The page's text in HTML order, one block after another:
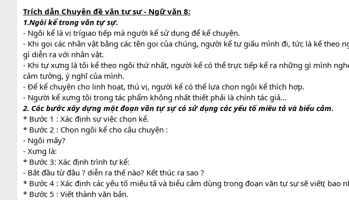
Trích dẫn Chuyên đề văn tự sự - Ngữ văn 8:
1.Ngôi kể trong văn tự sự.
- Ngôi kể là vị trígiao tiếp mà người kể sử dụng để kể chuyện.
- Khi gọi các nhân vật bằng các tên gọi của chúng, người kể tự giấu mình đi, tức là kể theo
gì diễn ra với nhân vật.
- Khi tự xưng là tôi kể theo ngôi thứ nhất, người kể có thể trực tiếp kể ra những gì mình
cảm tưởng, ý nghĩ của mình.
- Để kể chuyện cho linh hoạt, thú vị, người kể có thể lựa chọn ngôi kể thích hợp.
- Người kể xưng tôi trong tác phẩm không nhất thiết phải là chính tác giả...
2. Các bước xây dựng một đoạn văn tự sự có sử dụng các yếu tố miêu tả và biểu cảm.
* Bước 1 : Xác định sự việc chọn kể.
* Bước 2 : Chọn ngôi kể cho câu chuyện :
- Ngôi mấy?
- Xưng là:
* Bước 3: Xác định trình tự kể:
- Bắt đầu từ đâu ? diễn ra thế nào? Kết thúc ra sao ?
* Bước 4 : Xác định các yếu tố miêu tả và biểu cảm dùng trong đoạn văn tự sự sẽ viết( bao
* Bước 5 : Viết thành văn bản.